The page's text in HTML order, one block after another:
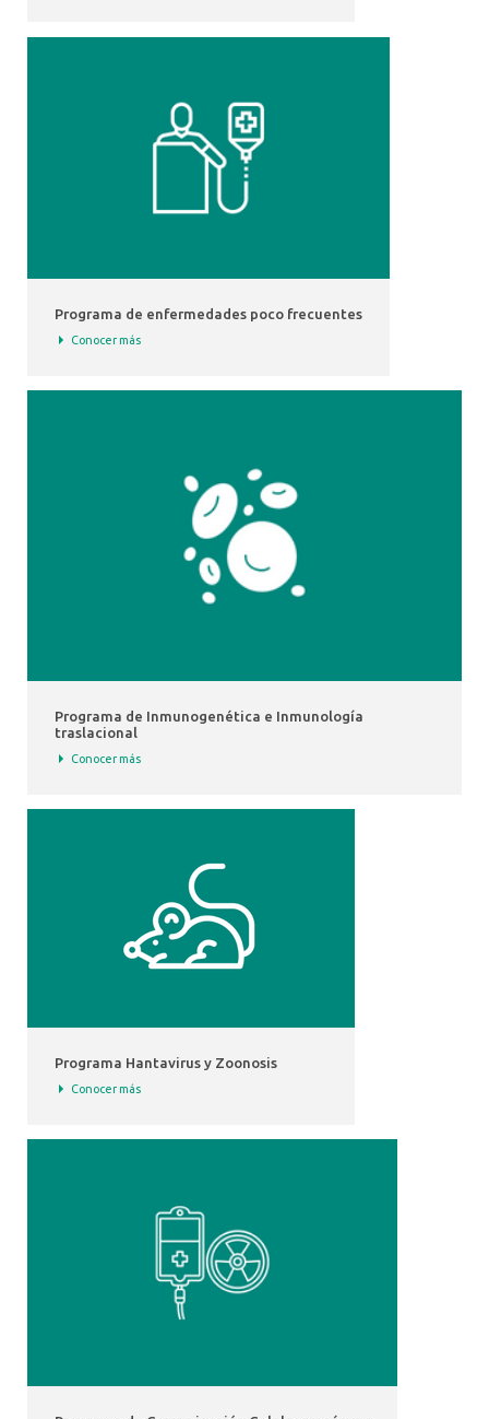
Programa de enfermedades poco frecuentes
Conocer más
Programa de Inmunogenética e Inmunología
traslacional
Conocer más
Programa Hantavirus y Zoonosis
Conocer más